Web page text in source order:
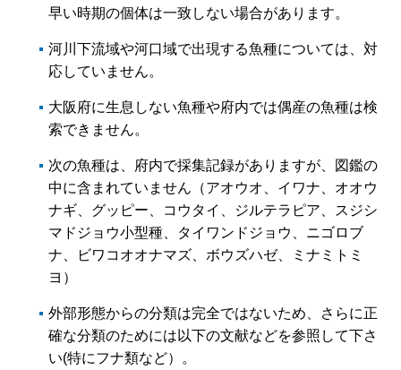
早い時期の個体は一致しない場合があります。
河川下流域や河口域で出現する魚種については、対
応していません。
大阪府に生息しない魚種や府内では偶産の魚種は検
索できません。
次の魚種は、府内で採集記録がありますが、図鑑の
中に含まれていません（アオウオ、イワナ、オオウ
ナギ、グッピー、コウタイ、ジルテラピア、スジシ
マドジョウ小型種、タイワンドジョウ、ニゴロブ
ナ、ビワコオオナマズ、ボウズハゼ、ミナミトミ
ヨ）
外部形態からの分類は完全ではないため、さらに正
確な分類のためには以下の文献などを参照して下さ
い(特にフナ類など）。